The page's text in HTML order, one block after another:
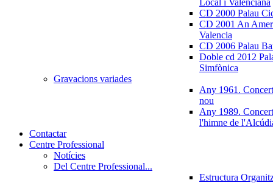
CD 2000 Palau
CD 2001 An
Valencia
CD 2006 Palau
Doble cd 2012
Simfònica
Gravacions variades
Any 1961.
nou
Any 1989.
l'himne de
Contactar
Centre Professional
Notícies
Del Centre Professional...
Estructura